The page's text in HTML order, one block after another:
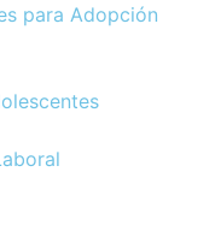
para Adopción